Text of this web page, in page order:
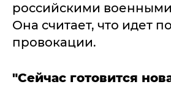
российскими
Она считает, что идет
провокации.
"Сейчас готовится